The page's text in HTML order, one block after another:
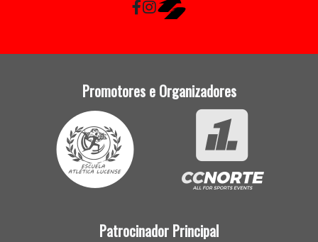
Facebook
InstagramRaceMapp
Promotores e Organizadores
Patrocinador Principal